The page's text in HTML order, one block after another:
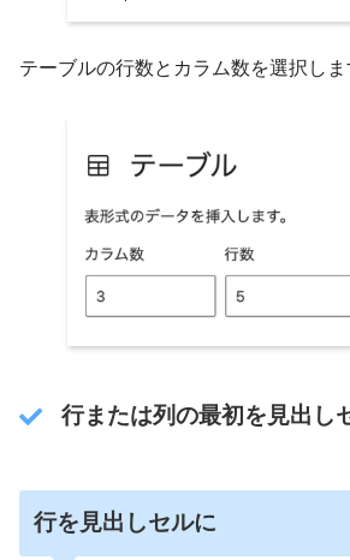
テーブルの行数とカラム数を選択しま
行または列の最初を見出し
行を見出しセルに